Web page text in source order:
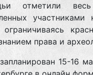
отметили
участниками
права и
15-16